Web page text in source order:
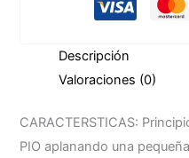
Descripción
Valoraciones (0)
CARACTERSTICAS:
PIO aplanando una